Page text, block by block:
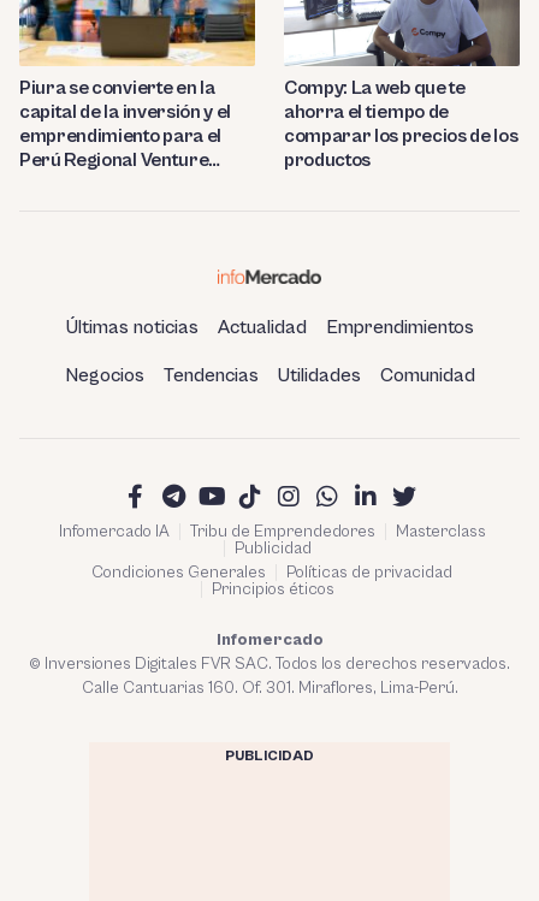
Piura se convierte en la
capital de la inversión y el
emprendimiento para el
Perú Regional Venture
Compy: La web que te
ahorra el tiempo de
comparar los precios de los
productos
Últimas noticias Actualidad Emprendimientos
Negocios Tendencias Utilidades Comunidad
Infomercado IA Tribu de Emprendedores
Masterclass
Publicidad
Condiciones Generales
Políticas de privacidad
Principios éticos
Infomercado
© Inversiones Digitales FVR SAC. Todos los derechos reservados.
Calle Cantuarias 160. Of. 301. Miraflores, Lima-Perú.
PUBLICIDAD